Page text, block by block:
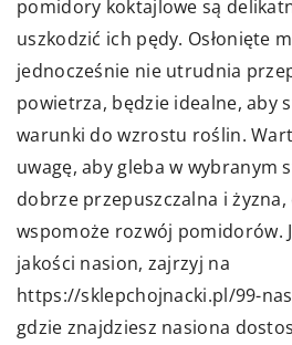
pomidory koktajlowe są
uszkodzić ich pędy. Osłonięte
jednocześnie nie utrudnia
powietrza, będzie idealne, aby
warunki do wzrostu roślin.
uwagę, aby gleba w wybranym
dobrze przepuszczalna i
wspomoże rozwój pomidorów.
jakości nasion, zajrzyj na
https://sklepchojnacki.pl/99-
gdzie znajdziesz nasiona